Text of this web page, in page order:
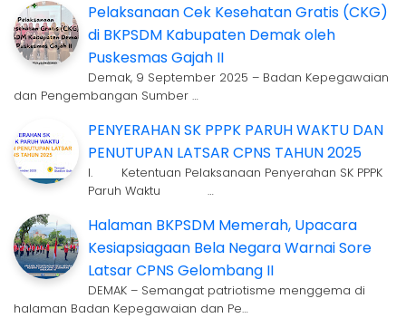
Pelaksanaan Cek Kesehatan Gratis (CKG)
di BKPSDM Kabupaten Demak oleh
Puskesmas Gajah II
Demak, 9 September 2025 – Badan Kepegawaian
dan Pengembangan Sumber …
PENYERAHAN SK PPPK PARUH WAKTU DAN
PENUTUPAN LATSAR CPNS TAHUN 2025
I. Ketentuan Pelaksanaan Penyerahan SK PPPK
Paruh Waktu …
Halaman BKPSDM Memerah, Upacara
Kesiapsiagaan Bela Negara Warnai Sore
Latsar CPNS Gelombang II
DEMAK – Semangat patriotisme menggema di
halaman Badan Kepegawaian dan Pe…